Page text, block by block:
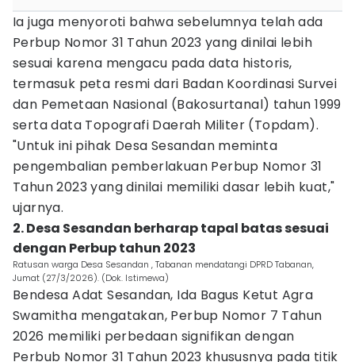
Ia juga menyoroti bahwa sebelumnya telah ada
Perbup Nomor 31 Tahun 2023 yang dinilai lebih
sesuai karena mengacu pada data historis,
termasuk peta resmi dari Badan Koordinasi Survei
dan Pemetaan Nasional (Bakosurtanal) tahun 1999
serta data Topografi Daerah Militer (Topdam).
"Untuk ini pihak Desa Sesandan meminta
pengembalian pemberlakuan Perbup Nomor 31
Tahun 2023 yang dinilai memiliki dasar lebih kuat,"
ujarnya.
2. Desa Sesandan berharap tapal batas sesuai
dengan Perbup tahun 2023
Ratusan warga Desa Sesandan , Tabanan mendatangi DPRD Tabanan,
Jumat (27/3/2026). (Dok. Istimewa)
Bendesa Adat Sesandan, Ida Bagus Ketut Agra
Swamitha mengatakan, Perbup Nomor 7 Tahun
2026 memiliki perbedaan signifikan dengan
Perbub Nomor 31 Tahun 2023 khususnya pada titik